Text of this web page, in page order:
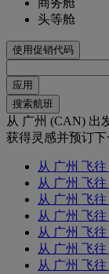
商务舱
头等舱
使用促销代码
应用
搜索航班
从 广州 (CAN) 出
获得灵感并预订下
从 广州 飞
从 广州 飞
从 广州 飞
从 广州 飞
从 广州 飞
从 广州 飞
从 广州 飞